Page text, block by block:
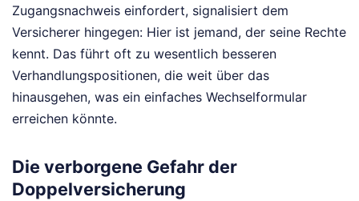
Zugangsnachweis einfordert, signalisiert dem
Versicherer hingegen: Hier ist jemand, der seine Rechte
kennt. Das führt oft zu wesentlich besseren
Verhandlungspositionen, die weit über das
hinausgehen, was ein einfaches Wechselformular
erreichen könnte.
Die verborgene Gefahr der
Doppelversicherung